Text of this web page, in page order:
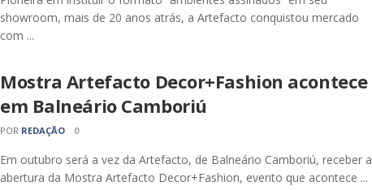
showroom, mais de 20 anos atrás, a Artefacto conquistou mercado
com ...
Mostra Artefacto Decor+Fashion acontece
em Balneário Camboriú
POR REDAÇÃO 0
Em outubro será a vez da Artefacto, de Balneário Camboriú, receber a
abertura da Mostra Artefacto Decor+Fashion, evento que acontece ...